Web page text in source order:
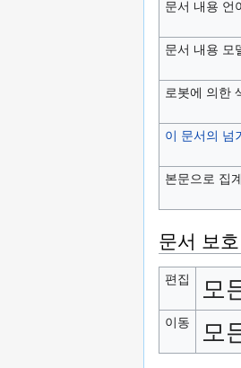
문서 내용 언
문서 내용 모
로봇에 의한
이 문서의 넘
본문으로 집계
문서 보호
편집 모
이동 모